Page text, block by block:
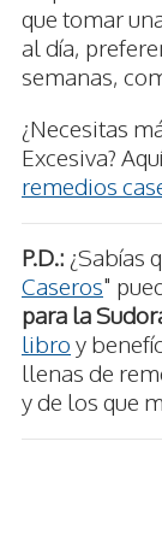
que tomar
al día,
semanas,
¿Necesitas
Excesiva?
remedios
P.D.: ¿Sabías
Caseros"
para la
libro y
llenas de
y de los que